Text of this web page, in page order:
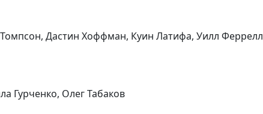
Дастин Хоффман, Куин Латифа, Уилл Феррелл
Гурченко, Олег Табаков